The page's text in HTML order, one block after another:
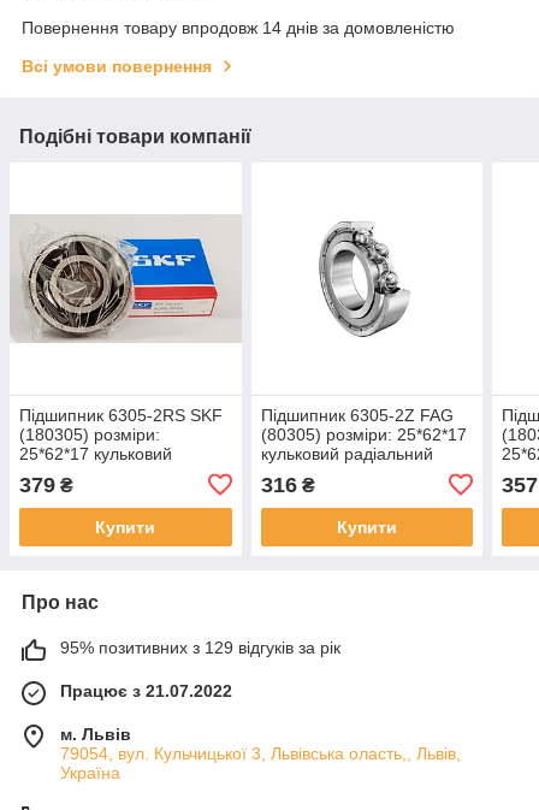
Повернення товару впродовж 14 днів за домовленістю
Всі умови повернення
Подібні товари компанії
Підшипник 6305-2RS SKF
(180305) розміри:
25*62*17 кульковий
379 ₴
Купити
Підшипник 6305-2Z FAG
(80305) розміри: 25*62*17
кульковий радіальний
316₴
Купити
357
Про нас
95% позитивних з 129 відгуків за рік
Працює з 21.07.2022
м. Львів
79054, вул. Кульчицької 3, Львівська оласть,, Львів,
Україна